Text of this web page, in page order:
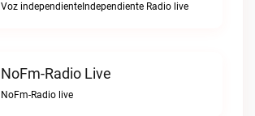
Voz independienteIndependiente Radio live
NoFm-Radio Live
NoFm-Radio live